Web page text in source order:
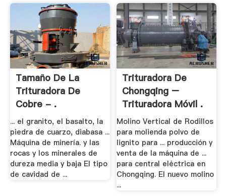
Tamaño De La
Trituradora De
Cobre - .
... el granito, el basalto, la
piedra de cuarzo, diabasa ...
Máquina de minería. y las
rocas y los minerales de
dureza media y baja El tipo
de cavidad de ...
Trituradora De
Chongqing –
Trituradora Móvil .
Molino Vertical de Rodillos
para molienda polvo de
lignito para ... producción y
venta de la máquina de ...
para central eléctrica en
Chongqing. El nuevo molino
...